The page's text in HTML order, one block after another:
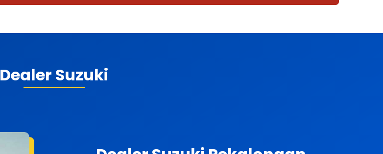
Dealer Suzuki